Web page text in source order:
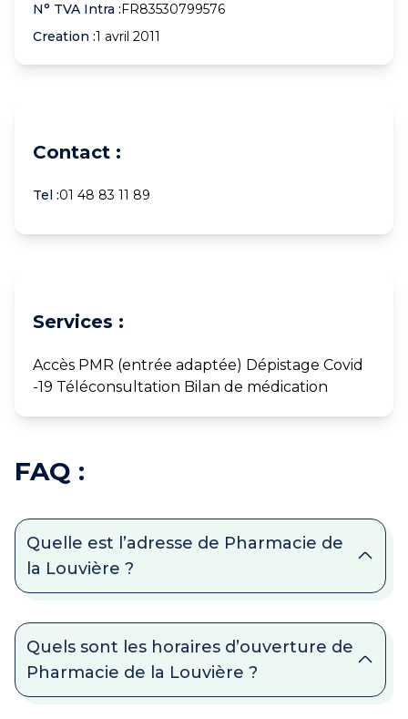
N° TVA Intra :FR83530799576
Creation :1 avril 2011
Contact :
Tel :01 48 83 11 89
Services :
Accès PMR (entrée adaptée) Dépistage Covid
-19 Téléconsultation Bilan de médication
FAQ :
Quelle est l’adresse de Pharmacie de
la Louvière ?
Quels sont les horaires d’ouverture de
Pharmacie de la Louvière ?